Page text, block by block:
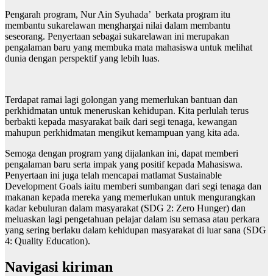
Pengarah program, Nur Ain Syuhada’ berkata program itu
membantu sukarelawan menghargai nilai dalam membantu
seseorang. Penyertaan sebagai sukarelawan ini merupakan
pengalaman baru yang membuka mata mahasiswa untuk melihat
dunia dengan perspektif yang lebih luas.
Terdapat ramai lagi golongan yang memerlukan bantuan dan
perkhidmatan untuk meneruskan kehidupan. Kita perlulah terus
berbakti kepada masyarakat baik dari segi tenaga, kewangan
mahupun perkhidmatan mengikut kemampuan yang kita ada.
Semoga dengan program yang dijalankan ini, dapat memberi
pengalaman baru serta impak yang positif kepada Mahasiswa.
Penyertaan ini juga telah mencapai matlamat Sustainable
Development Goals iaitu memberi sumbangan dari segi tenaga dan
makanan kepada mereka yang memerlukan untuk mengurangkan
kadar kebuluran dalam masyarakat (SDG 2: Zero Hunger) dan
meluaskan lagi pengetahuan pelajar dalam isu semasa atau perkara
yang sering berlaku dalam kehidupan masyarakat di luar sana (SDG
4: Quality Education).
Navigasi kiriman